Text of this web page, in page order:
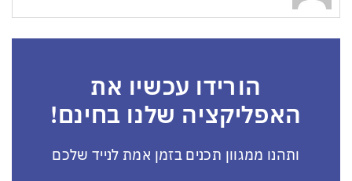
הורידו עכשיו את
האפליקציה שלנו בחינם!
ותהנו ממגוון תכנים בזמן אמת לנייד שלכם